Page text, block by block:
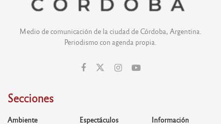
Medio de comunicación de la ciudad de Córdoba, Argentina.
Periodismo con agenda propia.
Secciones
Ambiente
Espectáculos
Información